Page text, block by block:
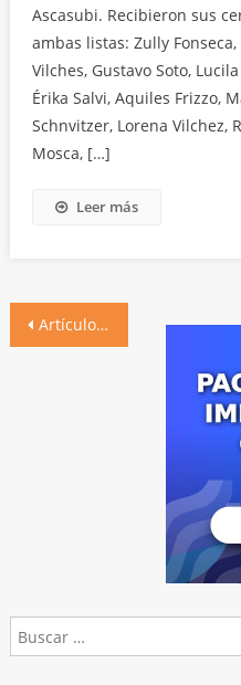
Ascasubi. Recibieron sus
ambas listas: Zully
Vilches, Gustavo Soto,
Érika Salvi, Aquiles Frizzo,
Schnvitzer, Lorena Vilchez,
Mosca, […]
Leer más
Navegación
Artículos antiguos